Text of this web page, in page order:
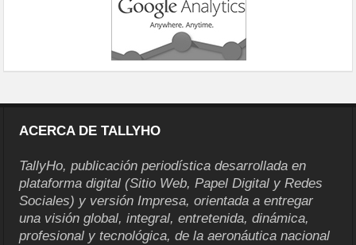
ACERCA DE TALLYHO
TallyHo, publicación periodística desarrollada en
plataforma digital (Sitio Web, Papel Digital y Redes
Sociales) y versión Impresa, orientada a entregar
una visión global, integral, entretenida, dinámica,
profesional y tecnológica, de la aeronáutica nacional